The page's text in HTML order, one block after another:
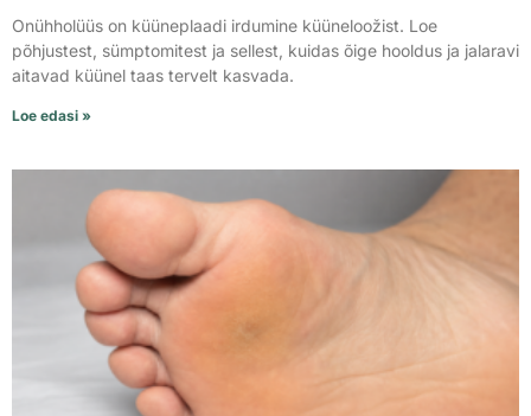
Onühholüüs on küüneplaadi irdumine küüneloožist. Loe
põhjustest, sümptomitest ja sellest, kuidas õige hooldus ja jalaravi
aitavad küünel taas tervelt kasvada.
Loe edasi »